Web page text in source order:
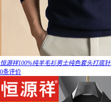
恒源祥100%纯羊毛衫男士纯色套头打底
0条评价